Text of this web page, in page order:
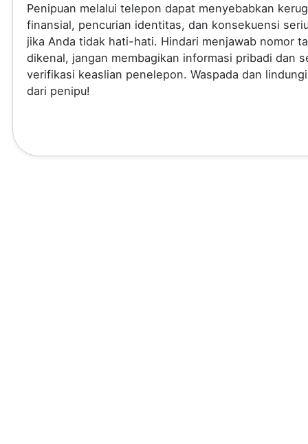
Penipuan melalui telepon dapat menyebabkan
finansial, pencurian identitas, dan konsekuensi
jika Anda tidak hati-hati. Hindari menjawab nomor
dikenal, jangan membagikan informasi pribadi dan
verifikasi keaslian penelepon. Waspada dan
dari penipu!